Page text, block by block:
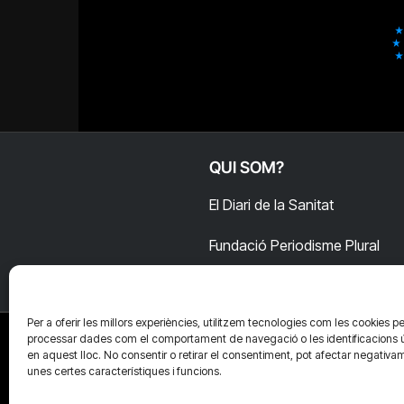
Per a oferir les millors experiències, utilitzem tecnologies com les cookies
processar dades com el comportament de navegació o les identificacions
en aquest lloc. No consentir o retirar el consentiment, pot afectar
unes certes característiques i funcions.
QUI SOM?
El Diari de la Sanitat
Fundació Periodisme Plural